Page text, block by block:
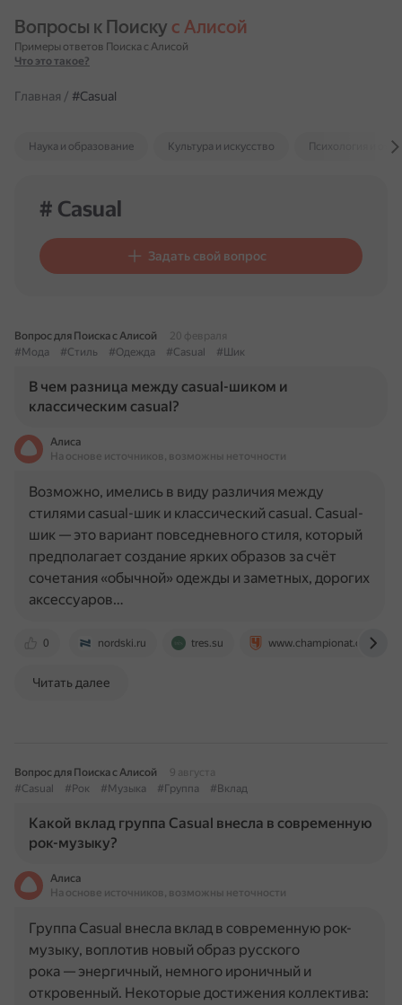
Вопросы к Поиску с Алисой
Примеры ответов Поиска с Алисой
Что это такое?
Главная / #Casual
Наука и образование Культура и искусство Психология и
# Casual
Задать свой вопрос
Вопрос для Поиска с Алисой
20 февраля
#Мода
#Стиль #Одежда #Casual #Шик
В чем разница между casual-шиком и
классическим casual?
Алиса
На основе источников, возможны неточности
0 nordski.ru tres.su www.championat.com
Возможно, имелись в виду различия между
стилями casual-шик и классический casual. Casual-
шик — это вариант повседневного стиля, который
предполагает создание ярких образов за счёт
сочетания «обычной» одежды и заметных, дорогих
аксессуаров…
Читать далее
Вопрос для Поиска с Алисой
9 августа
#Casual
#Рок #Музыка #Группа #Вклад
Какой вклад группа Casual внесла в современную
рок-музыку?
Алиса
На основе источников, возможны неточности
Группа Casual внесла вклад в современную рок-
музыку, воплотив новый образ русского
рока — энергичный, немного ироничный и
откровенный. Некоторые достижения коллектива: